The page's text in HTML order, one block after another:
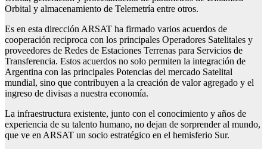
Orbital y almacenamiento de Telemetría entre otros.
Es en esta dirección ARSAT ha firmado varios acuerdos de
cooperación reciproca con los principales Operadores Satelitales y
proveedores de Redes de Estaciones Terrenas para Servicios de
Transferencia. Estos acuerdos no solo permiten la integración de
Argentina con las principales Potencias del mercado Satelital
mundial, sino que contribuyen a la creación de valor agregado y el
ingreso de divisas a nuestra economía.
La infraestructura existente, junto con el conocimiento y años de
experiencia de su talento humano, no dejan de sorprender al mundo,
que ve en ARSAT un socio estratégico en el hemisferio Sur.